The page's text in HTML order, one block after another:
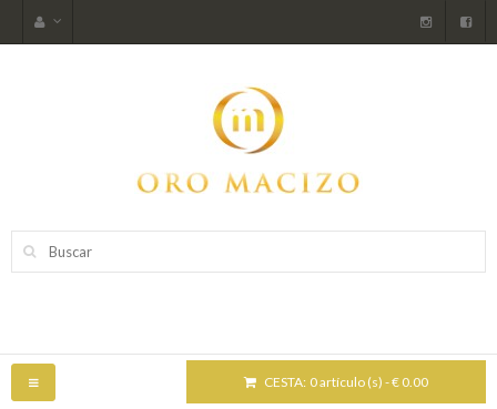
CESTA: 0 artículo (s) - € 0.00
NAVEGACIÓN
TOGGLE